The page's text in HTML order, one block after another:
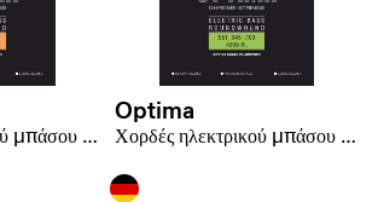
Χορδές ηλεκτρικού μπάσου Chrome Strings Round Wound Long Scale
Optima
Χορδές ηλεκτρικού μπάσου Chrome Strings Round Wound Long Scale